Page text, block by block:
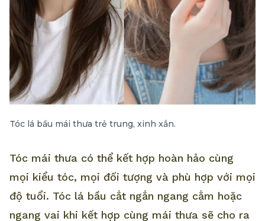
Tóc lá bầu mái thưa trẻ trung, xinh xắn.
Tóc mái thưa có thể kết hợp hoàn hảo cùng
mọi kiểu tóc, mọi đối tượng và phù hợp với mọi
độ tuổi. Tóc lá bầu cắt ngắn ngang cằm hoặc
ngang vai khi kết hợp cùng mái thưa sẽ cho ra